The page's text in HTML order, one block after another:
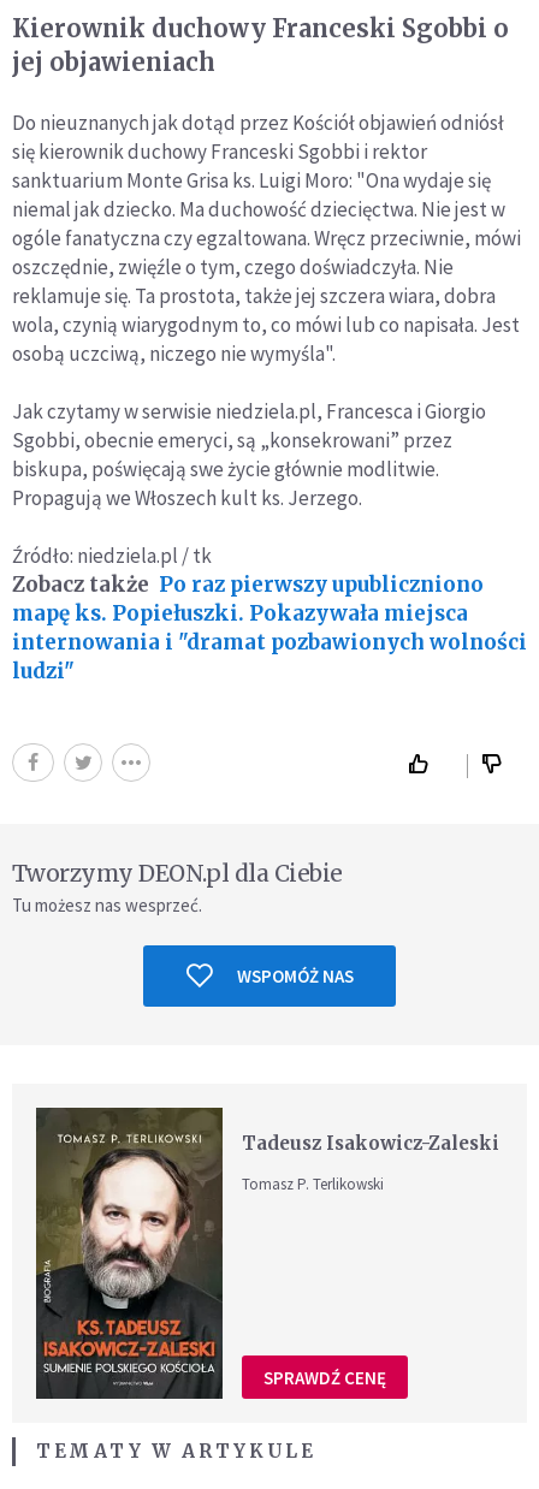
Kierownik duchowy Franceski Sgobbi o
jej objawieniach
Do nieuznanych jak dotąd przez Kościół objawień odniósł
się kierownik duchowy Franceski Sgobbi i rektor
sanktuarium Monte Grisa ks. Luigi Moro: "Ona wydaje się
niemal jak dziecko. Ma duchowość dziecięctwa. Nie jest w
ogóle fanatyczna czy egzaltowana. Wręcz przeciwnie, mówi
oszczędnie, zwięźle o tym, czego doświadczyła. Nie
reklamuje się. Ta prostota, także jej szczera wiara, dobra
wola, czynią wiarygodnym to, co mówi lub co napisała. Jest
osobą uczciwą, niczego nie wymyśla".
Jak czytamy w serwisie niedziela.pl, Francesca i Giorgio
Sgobbi, obecnie emeryci, są „konsekrowani” przez
biskupa, poświęcają swe życie głównie modlitwie.
Propagują we Włoszech kult ks. Jerzego.
Źródło: niedziela.pl / tk
Zobacz także Po raz pierwszy upubliczniono
mapę ks. Popiełuszki. Pokazywała miejsca
internowania i "dramat pozbawionych wolności
ludzi"
Tworzymy DEON.pl dla Ciebie
Tu możesz nas wesprzeć.
WSPOMÓŻ NAS
Tadeusz Isakowicz-Zaleski
Tomasz P. Terlikowski
SPRAWDŹ CENĘ
TEMATY W ARTYKULE